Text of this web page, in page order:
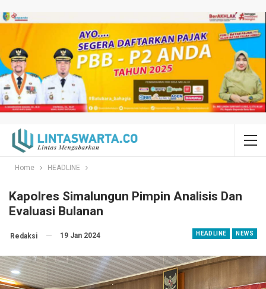
Home HEADLINE
Kapolres Simalungun Pimpin Analisis Dan
Evaluasi Bulanan
HEADLINE NEWS
Redaksi 19 Jan 2024